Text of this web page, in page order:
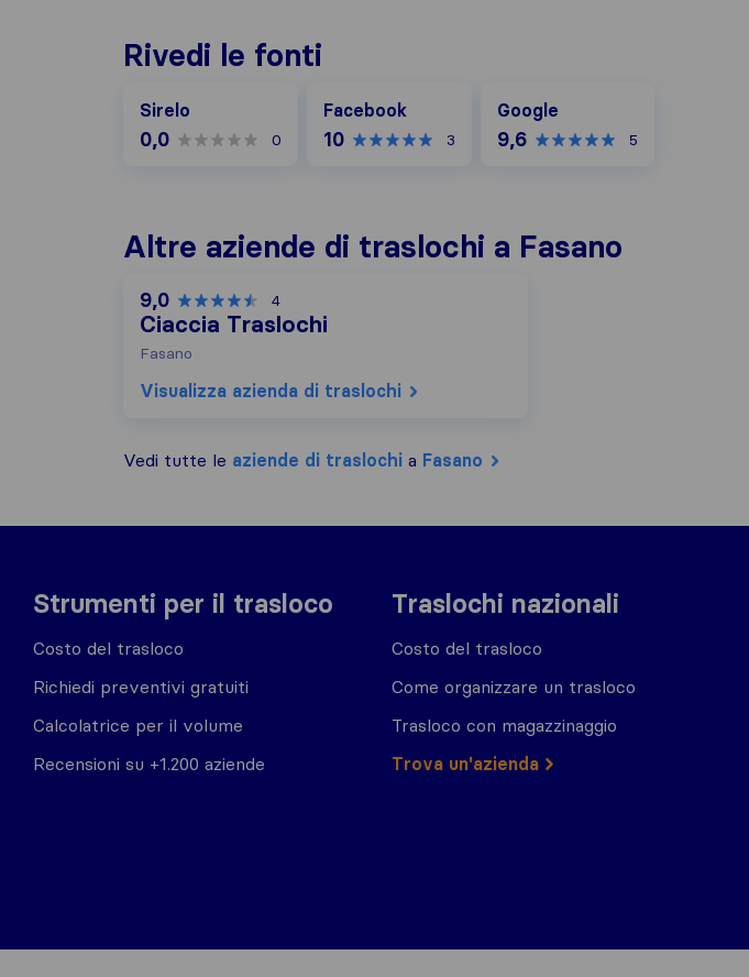
Rivedi le fonti
Sirelo
0,0 0
Facebook
10 3
Google
9,6 5
Altre aziende di traslochi a Fasano
9,0 4
Ciaccia Traslochi
Fasano
Visualizza azienda di traslochi
Vedi tutte le aziende di traslochi a Fasano
Strumenti per il trasloco
Costo del trasloco
Richiedi preventivi gratuiti
Calcolatrice per il volume
Recensioni su +1.200 aziende
Traslochi nazionali
Costo del trasloco
Come organizzare un trasloco
Trasloco con magazzinaggio
Trova un'azienda